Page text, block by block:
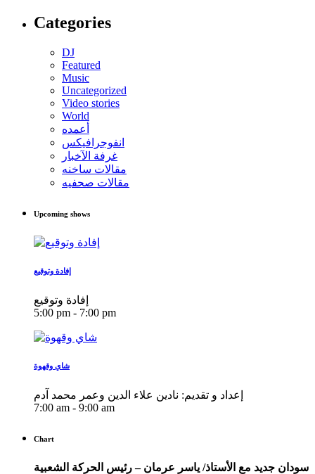
Categories
DJ
Featured
Music
Uncategorized
Video stories
World
أعمده
انفوجرافيكس
غرفة الآخبار
مقالات ساخنه
مقالات صحفيه
Upcoming shows
إفادة وتوقيع
إفادة وتوقيع
5:00 pm - 7:00 pm
شاي وقهوة
إعداد و تقديم: نادين علاء الدين وعمر محمد آدم
7:00 am - 9:00 am
Chart
سودان جديد مع الأستاذ/ ياسر عرمان – رئيس الحركة الشعبية